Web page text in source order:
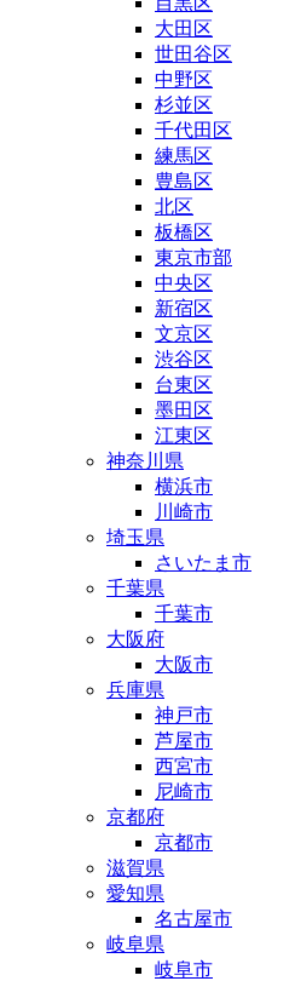
大田区
世田谷区
中野区
杉並区
千代田区
練馬区
豊島区
北区
板橋区
東京市部
中央区
新宿区
文京区
渋谷区
台東区
墨田区
江東区
神奈川県
横浜市
川崎市
埼玉県
さいたま市
千葉県
千葉市
大阪府
大阪市
兵庫県
神戸市
芦屋市
西宮市
尼崎市
京都府
京都市
滋賀県
愛知県
名古屋市
岐阜県
岐阜市